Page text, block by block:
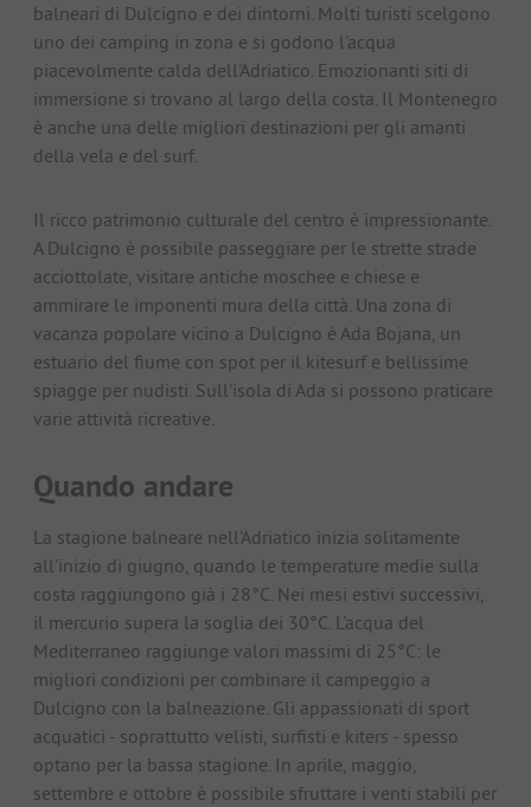
balneari di Dulcigno e dei dintorni. Molti turisti scelgono
uno dei camping in zona e si godono l'acqua
piacevolmente calda dell'Adriatico. Emozionanti siti di
immersione si trovano al largo della costa. Il Montenegro
è anche una delle migliori destinazioni per gli amanti
della vela e del surf.
Il ricco patrimonio culturale del centro è impressionante.
A Dulcigno è possibile passeggiare per le strette strade
acciottolate, visitare antiche moschee e chiese e
ammirare le imponenti mura della città. Una zona di
vacanza popolare vicino a Dulcigno è Ada Bojana, un
estuario del fiume con spot per il kitesurf e bellissime
spiagge per nudisti. Sull'isola di Ada si possono praticare
varie attività ricreative.
Quando andare
La stagione balneare nell'Adriatico inizia solitamente
all'inizio di giugno, quando le temperature medie sulla
costa raggiungono già i 28°C. Nei mesi estivi successivi,
il mercurio supera la soglia dei 30°C. L'acqua del
Mediterraneo raggiunge valori massimi di 25°C: le
migliori condizioni per combinare il campeggio a
Dulcigno con la balneazione. Gli appassionati di sport
acquatici - soprattutto velisti, surfisti e kiters - spesso
optano per la bassa stagione. In aprile, maggio,
settembre e ottobre è possibile sfruttare i venti stabili per